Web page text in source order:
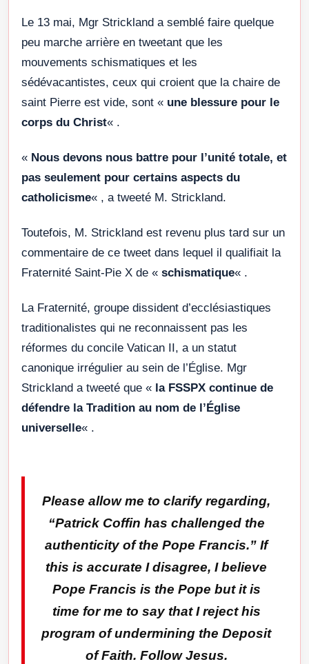
Le 13 mai, Mgr Strickland a semblé faire quelque
peu marche arrière en tweetant que les
mouvements schismatiques et les
sédévacantistes, ceux qui croient que la chaire de
saint Pierre est vide, sont « une blessure pour le
corps du Christ« .
« Nous devons nous battre pour l’unité totale, et
pas seulement pour certains aspects du
catholicisme« , a tweeté M. Strickland.
Toutefois, M. Strickland est revenu plus tard sur un
commentaire de ce tweet dans lequel il qualifiait la
Fraternité Saint-Pie X de « schismatique« .
La Fraternité, groupe dissident d’ecclésiastiques
traditionalistes qui ne reconnaissent pas les
réformes du concile Vatican II, a un statut
canonique irrégulier au sein de l’Église. Mgr
Strickland a tweeté que « la FSSPX continue de
défendre la Tradition au nom de l’Église
universelle« .
Please allow me to clarify regarding,
“Patrick Coffin has challenged the
authenticity of the Pope Francis.” If
this is accurate I disagree, I believe
Pope Francis is the Pope but it is
time for me to say that I reject his
program of undermining the Deposit
of Faith. Follow Jesus.